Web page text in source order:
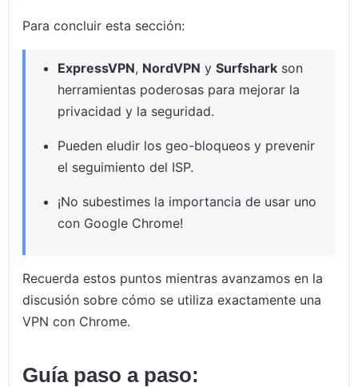
Para concluir esta sección:
ExpressVPN, NordVPN ySurfshark son
herramientas poderosas para mejorar la
privacidad y la seguridad.
Pueden eludir los geo-bloqueos y prevenir
el seguimiento del ISP.
¡No subestimes la importancia de usar uno
con Google Chrome!
Recuerda estos puntos mientras avanzamos en la
discusión sobre cómo se utiliza exactamente una
VPN con Chrome.
Guía paso a paso: